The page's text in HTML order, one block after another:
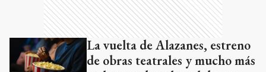
La vuelta de Alazanes, estreno
de obras teatrales y mucho más